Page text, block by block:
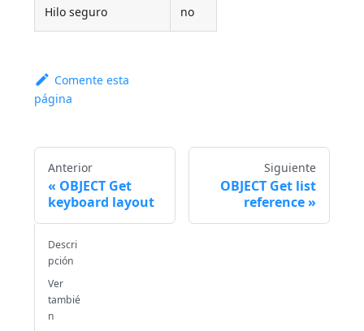
Hilo seguro no
Comente esta
página
Anterior
OBJECT Get
keyboard layout
Siguiente
OBJECT Get list
reference
Descri
pción
Ver
tambié
n